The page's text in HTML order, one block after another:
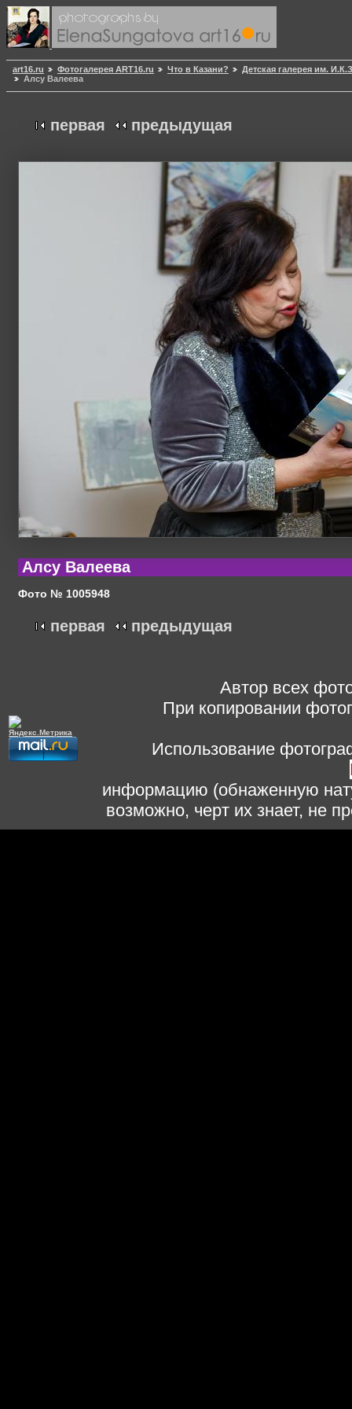
art16.ru Фотогалерея ART16.ru Что в Казани?
Детская галерея им.
Алсу Валеева
первая предыдущая
Алсу Валеева
Фото № 1005948
первая предыдущая
Автор всех
При копировании
Использование
информацию (обнаженную
возможно, черт их знает, не